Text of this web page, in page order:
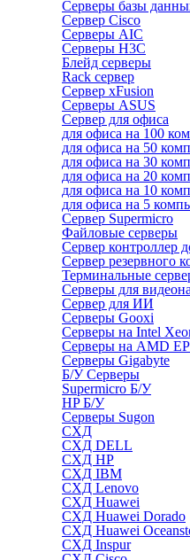
Серверы базы
Сервер Cisco
Серверы AIC
Серверы H3C
Блейд серверы
Rack сервер
Сервер xFusion
Серверы ASUS
Сервер для офиса
для офиса на 100
для офиса на 50
для офиса на 30
для офиса на 20
для офиса на 10
для офиса на 5
Сервер Supermicro
Файловые серверы
Сервер контроллер
Сервер резервного
Терминальные
Серверы для
Сервер для ИИ
Серверы Gooxi
Серверы на Intel
Серверы на AMD
Серверы Gigabyte
Б/У Серверы
Supermicro Б/У
HP Б/У
Серверы Sugon
СХД
СХД DELL
СХД HP
СХД IBM
СХД Lenovo
СХД Huawei
СХД Huawei Dorado
СХД Huawei
СХД Inspur